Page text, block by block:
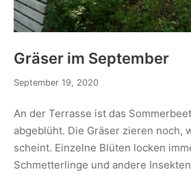
Gräser im September
September 19, 2020
An der Terrasse ist das
abgeblüht. Die Gräser zieren noch,
scheint. Einzelne Blüten locken
Schmetterlinge und andere